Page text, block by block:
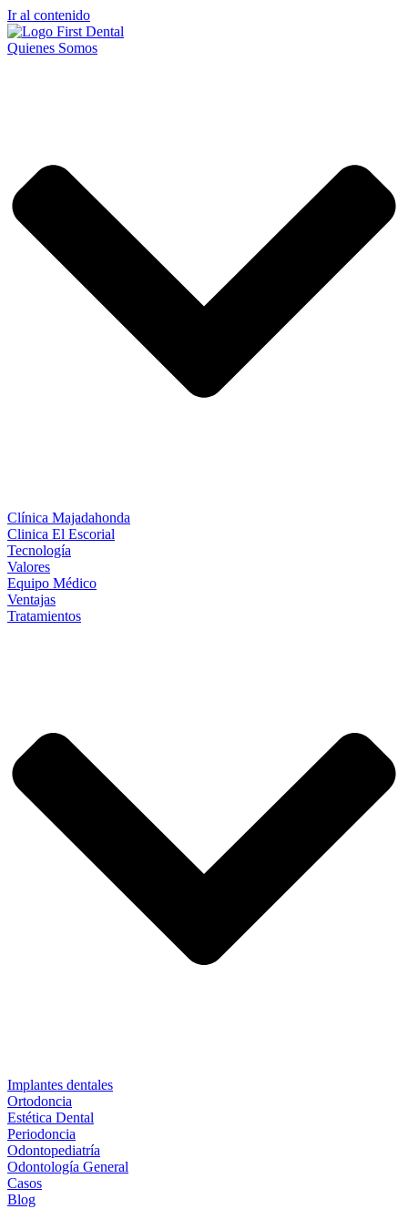
Ir al contenido
Quienes Somos
Clínica Majadahonda
Clinica El Escorial
Tecnología
Valores
Equipo Médico
Ventajas
Tratamientos
Implantes dentales
Ortodoncia
Estética Dental
Periodoncia
Odontopediatría
Odontología General
Casos
Blog